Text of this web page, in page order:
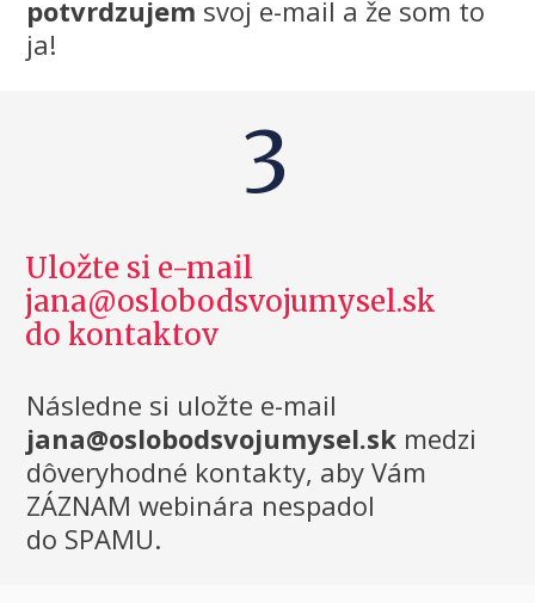
potvrdzujem svoj e-mail a že som to
ja!
3
Uložte si e-mail
jana@oslobodsvojumysel.sk
do kontaktov
Následne si uložte e-mail
jana@oslobodsvojumysel.sk medzi
dôveryhodné kontakty, aby Vám
ZÁZNAM webinára nespadol
do SPAMU.